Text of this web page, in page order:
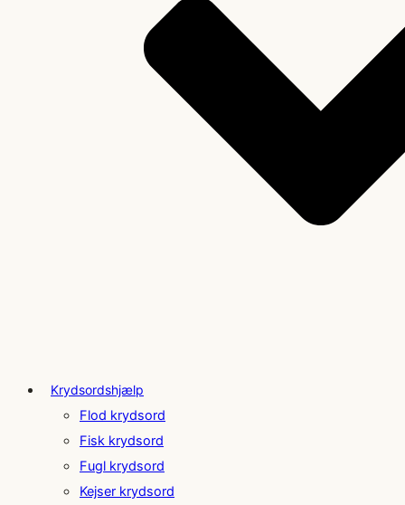
Krydsordshjælp
Flod krydsord
Fisk krydsord
Fugl krydsord
Kejser krydsord